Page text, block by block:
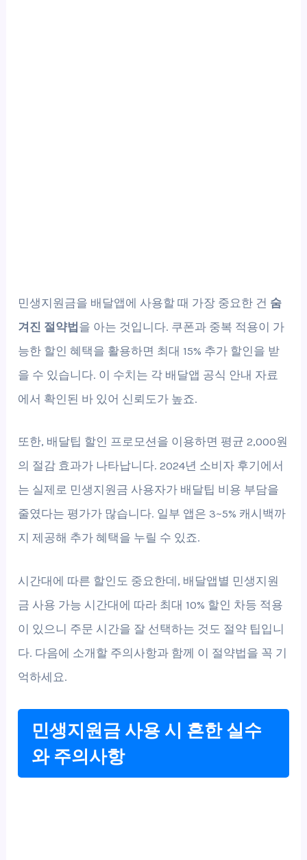
민생지원금을 배달앱에 사용할 때 가장 중요한 건 숨
겨진 절약법 을 아는 것입니다. 쿠폰과 중복 적용이 가
능한 할인 혜택을 활용하면 최대 15% 추가 할인을 받
을 수 있습니다. 이 수치는 각 배달앱 공식 안내 자료
에서 확인된 바 있어 신뢰도가 높죠.
또한, 배달팁 할인 프로모션을 이용하면 평균 2,000원
의 절감 효과가 나타납니다. 2024년 소비자 후기에서
는 실제로 민생지원금 사용자가 배달팁 비용 부담을
줄였다는 평가가 많습니다. 일부 앱은 3~5% 캐시백까
지 제공해 추가 혜택을 누릴 수 있죠.
시간대에 따른 할인도 중요한데, 배달앱별 민생지원
금 사용 가능 시간대에 따라 최대 10% 할인 차등 적용
이 있으니 주문 시간을 잘 선택하는 것도 절약 팁입니
다. 다음에 소개할 주의사항과 함께 이 절약법을 꼭 기
억하세요.
민생지원금 사용 시 흔한 실수
와 주의사항